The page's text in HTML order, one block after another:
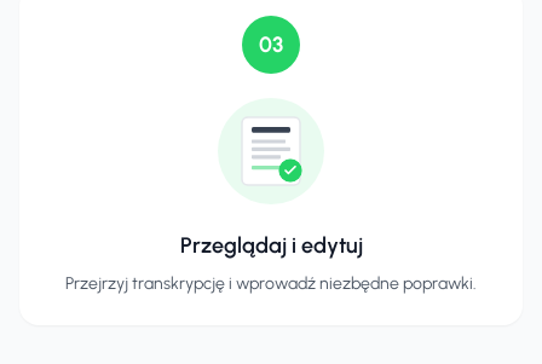
03
Przeglądaj i edytuj
Przejrzyj transkrypcję i wprowadź niezbędne poprawki.